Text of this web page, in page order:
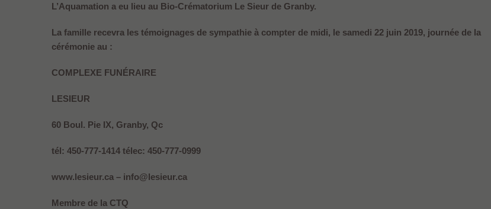
L’Aquamation a eu lieu au Bio-Crématorium Le Sieur de Granby.
La famille recevra les témoignages de sympathie à compter de midi, le samedi 22 juin 2019, journée de la
cérémonie au :
COMPLEXE FUNÉRAIRE
LESIEUR
60 Boul. Pie IX, Granby, Qc
tél: 450-777-1414 télec: 450-777-0999
www.lesieur.ca – info@lesieur.ca
Membre de la CTQ